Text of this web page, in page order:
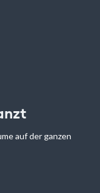
auf der ganzen